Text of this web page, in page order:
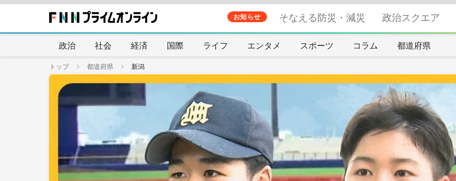
お知らせ そなえる防災・減災 政治スクエア
政治 社会 経済 国際 ライフ エンタメ スポーツ コラム 都道府県
トップ 都道府県 新潟